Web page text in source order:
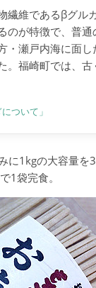
繊維であるβグル
のが特徴で、普
・瀬戸内海に面
福崎町では、古
ついて」
1kgの大容量を
1袋完食。